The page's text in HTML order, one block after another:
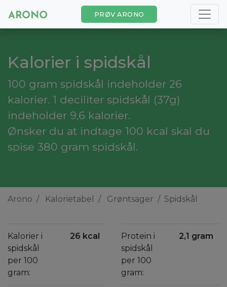
PRØV ARONO
Kalorier i spidskål
100 gram spidskål indeholder 26
kalorier. 1 deciliter spidskål (37g)
indeholder 9,6 kalorier.
Ønsker du at indtage 100 kcal skal du
spise 380 gram spidskål.
Arono Kalorietabel Grøntsager Spidskål
Kalorier i
spidskål
per 100
gram:
26 kcal
Protein i
spidskål
per 100
gram:
2,1 gram